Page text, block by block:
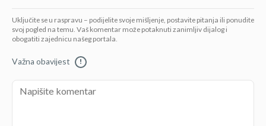
Uključite se u raspravu – podijelite svoje mišljenje, postavite pitanja ili ponudite
svoj pogled na temu. Vaš komentar može potaknuti zanimljiv dijalog i
obogatiti zajednicu našeg portala.
Važna obavijest !